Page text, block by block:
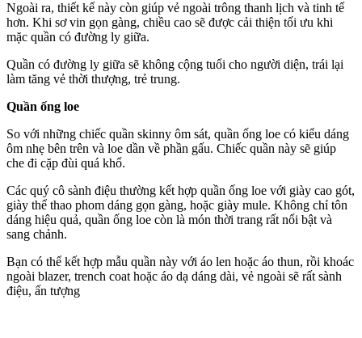
Ngoài ra, thiết kế này còn giúp vẻ ngoài trông thanh lịch và tinh tế
hơn. Khi sơ vin gọn gàng, chiều cao sẽ được cải thiện tối ưu khi
mặc quần có đường ly giữa.
Quần có đường ly giữa sẽ không cộng tuổi cho người diện, trái lại
làm tăng vẻ thời thượng, trẻ trung.
Quần ống loe
So với những chiếc quần skinny ôm sát, quần ống loe có kiểu dáng
ôm nhẹ bên trên và loe dần về phần gấu. Chiếc quần này sẽ giúp
che đi cặp đùi quá khổ.
Các quý cô sành điệu thường kết hợp quần ống loe với giày cao gót,
giày thể thao phom dáng gọn gàng, hoặc giày mule. Không chỉ tôn
dáng hiệu quả, quần ống loe còn là món thời trang rất nổi bật và
sang chảnh.
Bạn có thể kết hợp mẫu quần này với áo len hoặc áo thun, rồi khoác
ngoài blazer, trench coat hoặc áo dạ dáng dài, vẻ ngoài sẽ rất sành
điệu, ấn tượng